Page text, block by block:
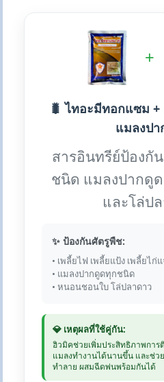
+
🐛 ไทอะมีทอกแซม
แมลงปา
สารอินทรีย์ป้องกั
ชนิด แมลงปากดู
และโล่ป
✨ ป้องกันศัตรูพืช:
• เพลี้ยไฟ เพลี้ยแป้ง เพลี้ยไก่
• แมลงปากดูดทุกชนิด
• หนอนชอนใบ โล่ปลาดาว
💎 เหตุผลที่ใช้คู่กัน:
ฮิวมิคช่วยเพิ่มประสิทธิภาพการ
แมลงทำงานได้นานขึ้น และช่
ทำลาย ผสมฉีดพ่นพร้อมกันได้